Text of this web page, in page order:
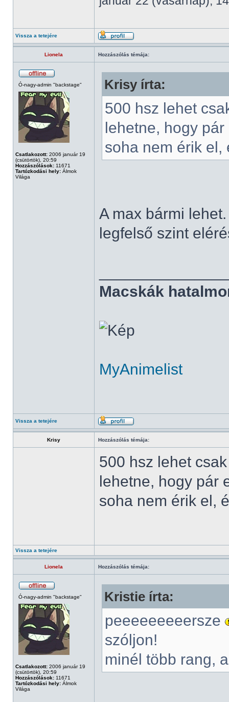
Vissza a tetejére
Lionela Hozzászólás témája:
Ó-nagy-admin "backstage"
Csatlakozott: 2006 január 19
(csütörtök), 20:59
Hozzászólások: 11671
Tartózkodási hely: Álmok
Világa
Krisy írta:
500 hsz lehet
lehetne, hogy
soha nem érik
A max bármi
legfelső szint
Macskák
MyAnimelist
Vissza a tetejére
Krisy Hozzászólás témája:
500 hsz lehet
lehetne, hogy pár
soha nem érik el,
Vissza a tetejére
Lionela Hozzászólás témája:
Ó-nagy-admin "backstage"
Csatlakozott: 2006 január 19
(csütörtök), 20:59
Hozzászólások: 11671
Tartózkodási hely: Álmok
Világa
Kristie írta:
peeeeeeeeersze
szóljon!
minél több rang,